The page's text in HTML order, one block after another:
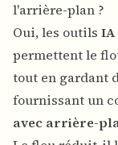
l'arrière-plan ?
Oui, les outils
permettent le
tout en gardant
fournissant un
avec arrière-